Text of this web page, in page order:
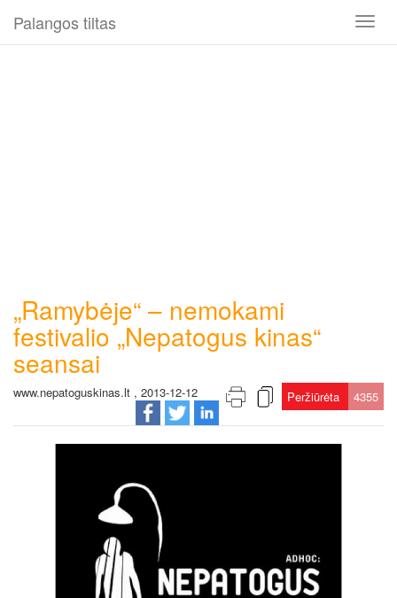
Toggle
Palangos tiltas
„Ramybėje“ – nemokami
festivalio „Nepatogus kinas“
seansai
www.nepatoguskinas.lt , 2013-12-12 Peržiūrėta 4355